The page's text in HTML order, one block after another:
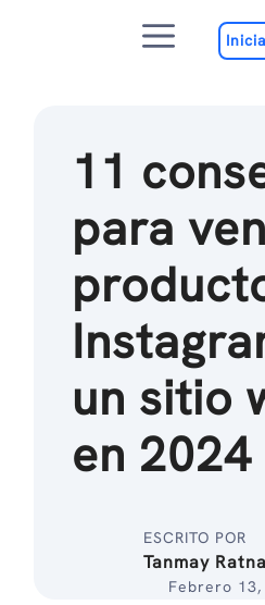
Menú
11
para
un sitio
en 2024
ESCRITO POR
Tanmay
Febrero 13,